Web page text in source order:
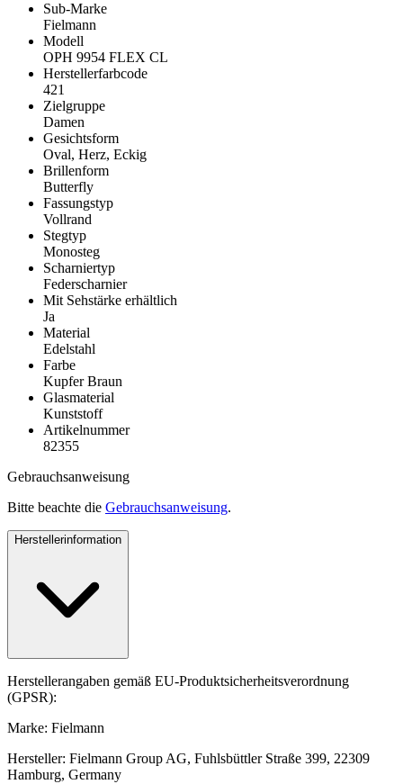
Sub-Marke
Fielmann
Modell
OPH 9954 FLEX CL
Herstellerfarbcode
421
Zielgruppe
Damen
Gesichtsform
Oval, Herz, Eckig
Brillenform
Butterfly
Fassungstyp
Vollrand
Stegtyp
Monosteg
Scharniertyp
Federscharnier
Mit Sehstärke erhältlich
Ja
Material
Edelstahl
Farbe
Kupfer Braun
Glasmaterial
Kunststoff
Artikelnummer
82355
Gebrauchsanweisung
Bitte beachte die Gebrauchsanweisung.
Herstellerinformation
Herstellerangaben gemäß EU-Produktsicherheitsverordnung
(GPSR):
Marke: Fielmann
Hersteller: Fielmann Group AG, Fuhlsbüttler Straße 399, 22309
Hamburg, Germany